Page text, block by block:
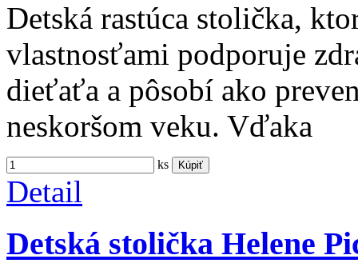
Detská rastúca stolička,
vlastnosťami podporuje
dieťaťa a pôsobí ako
neskoršom veku. Vďaka
ks Kúpiť
Detail
Detská stolička Helene